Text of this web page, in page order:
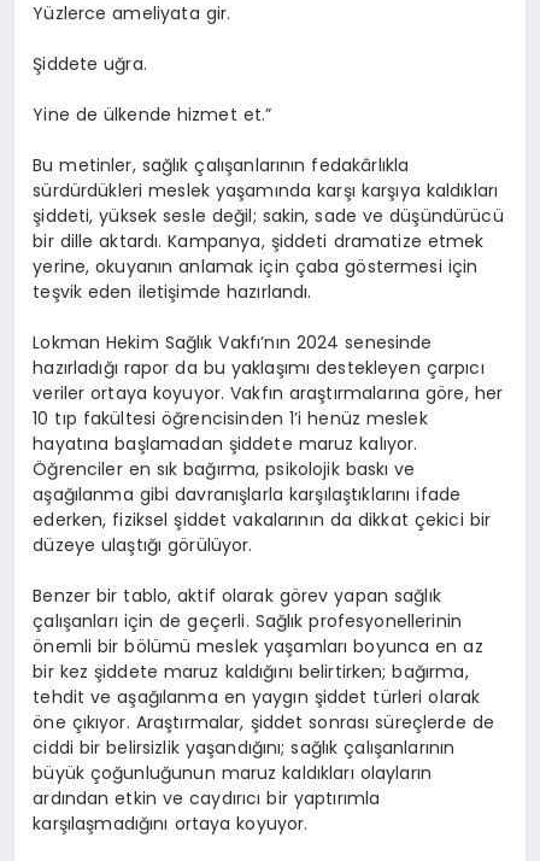
Yüzlerce ameliyata gir.
Şiddete uğra.
Yine de ülkende hizmet et.”
Bu metinler, sağlık çalışanlarının fedakârlıkla
sürdürdükleri meslek yaşamında karşı karşıya kaldıkları
şiddeti, yüksek sesle değil; sakin, sade ve düşündürücü
bir dille aktardı. Kampanya, şiddeti dramatize etmek
yerine, okuyanınanlamak için çaba göstermesi için
teşvik eden iletişimde hazırlandı.
Lokman Hekim Sağlık Vakfı’nın 2024 senesinde
hazırladığı rapor da bu yaklaşımı destekleyen çarpıcı
veriler ortaya koyuyor. Vakfın araştırmalarına göre, her
10 tıp fakültesi öğrencisinden 1’i henüz meslek
hayatına başlamadan şiddete maruz kalıyor.
Öğrenciler en sık bağırma, psikolojik baskı ve
aşağılanma gibi davranışlarla karşılaştıklarını ifade
ederken, fiziksel şiddet vakalarının da dikkat çekici bir
düzeye ulaştığı görülüyor.
Benzer bir tablo, aktif olarak görev yapan sağlık
çalışanları için de geçerli. Sağlık profesyonellerinin
önemli bir bölümümeslek yaşamları boyunca en az
bir kez şiddete maruz kaldığını belirtirken; bağırma,
tehdit ve aşağılanma en yaygın şiddet türleri olarak
öne çıkıyor. Araştırmalar, şiddet sonrası süreçlerde de
ciddi bir belirsizlik yaşandığını; sağlık çalışanlarının
büyük çoğunluğunun maruz kaldıkları olayların
ardından etkin ve caydırıcı bir yaptırımla
karşılaşmadığını ortaya koyuyor.